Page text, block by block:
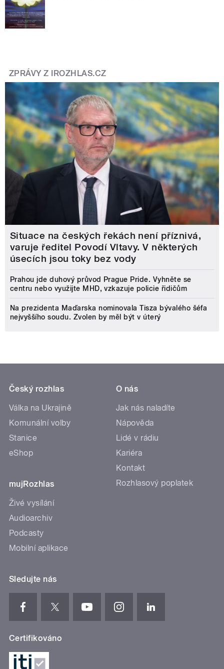
ZPRÁVY Z IROZHLAS.CZ
Situace na českých řekách není příznivá,
varuje ředitel Povodí Vltavy. V některých
úsecích jsou toky bez vody
Prahou jde duhový průvod Prague Pride. Vyhněte se
centru nebo využijte MHD, vzkazuje policie řidičům
Na prezidenta Maďarska nominovala Tisza bývalého šéfa
nejvyššího soudu. Zvolen by měl být v úterý
Český rozhlas
Válka na Ukrajině
Komunální volby
Stanice
eShop
mujRozhlas
Živé vysílání
Audioarchiv
Podcasty
Mobilní aplikace
O nás
Jak nás naladíte
Nápověda
Lidé v rádiu
Kariéra
Kontakt
Rozhlasový poplatek
Sledujte nás
Certifikováno